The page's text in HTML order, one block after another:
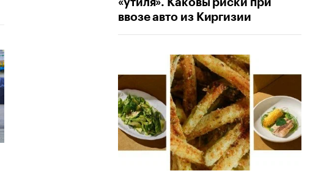
«утиля». Каковы риски при
ввозе авто из Киргизии